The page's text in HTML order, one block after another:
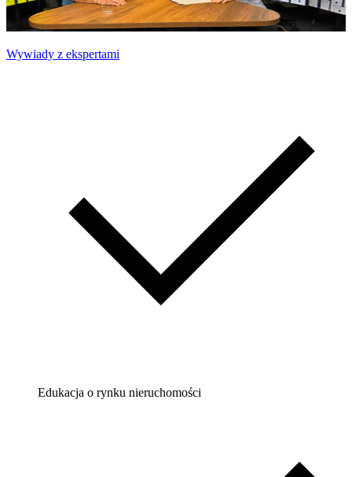
Wywiady z ekspertami
Edukacja o rynku nieruchomości